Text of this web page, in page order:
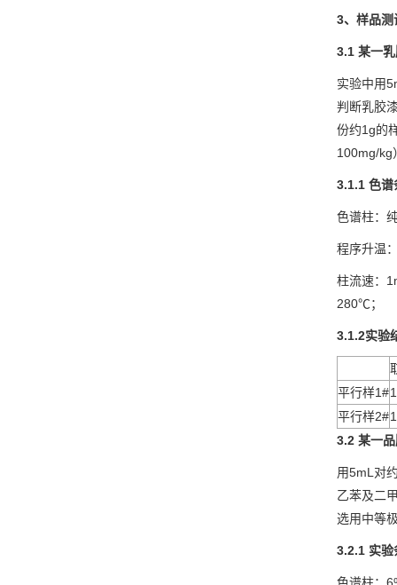
3、 样品测
3.1 某一
实验中用
判断乳胶
份约1g的
100mg/kg
3.1.1 色谱
色谱柱：
程序升温
柱流速：
280℃；
3.1.2实验
平行样1#
平行样2#
3.2 某一
用5mL对
乙苯及二
选用中等
3.2.1 实验